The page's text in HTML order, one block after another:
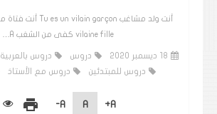
vilaine fille كفى من الشغب A…
18 ديسمبر 2020 دروس دروس بالعربية
دروس للمبتدئين
دروس مع الأستاذ
A+
A
A-
print